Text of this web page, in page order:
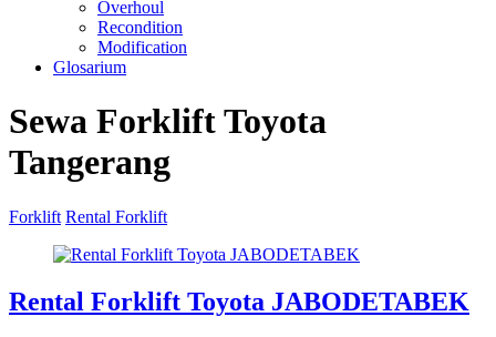
Overhoul
Recondition
Modification
Glosarium
Sewa Forklift Toyota
Tangerang
Forklift Rental Forklift
Rental Forklift Toyota JABODETABEK